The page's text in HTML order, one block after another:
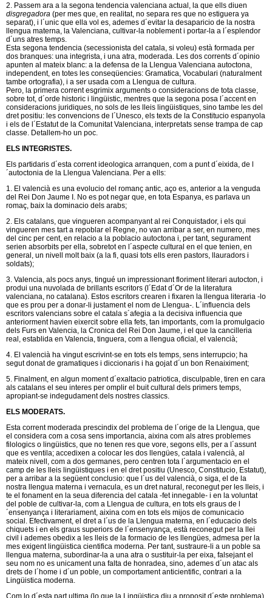
2. Passem ara a la segona tendencia valenciana actual, la que ells diuen
disgregadora (per mes que, en realitat, no separa res que no estiguera ya
separat), i l´unic que ella vol es, ademes d´evitar la desaparicio de la nostra
llengua materna, la Valenciana, cultivar-la noblement i portar-la a l´esplendor
d´uns atres temps.
Esta segona tendencia (secessionista del catala, si voleu) està formada per
dos branques: una integrista, i una atra, moderada. Les dos corrents d´opinio
apunten al mateix blanc: a la defensa de la Llengua Valenciana autoctona,
independent, en totes les conseqüencies: Gramatica, Vocabulari (naturalment
tambe ortografia), i a ser usada com a Llengua de cultura.
Pero, la primera corrent esgrimix arguments o consideracions de tota classe,
sobre tot, d´orde historic i lingüistic, mentres que la segona posa l´accent en
consideracions juridiques, no sols de les lleis lingüistiques, sino tambe les del
dret positiu: les convencions de l´Unesco, els texts de la Constitucio espanyola
i els de l´Estatut de la Comunitat Valenciana, interpretats sense trampa de cap
classe. Detallem-ho un poc.
ELS INTEGRISTES.
Els partidaris d´esta corrent ideologica arranquen, com a punt d´eixida, de l
´autoctonia de la Llengua Valenciana. Per a ells:
1. El valencià es una evolucio del romanç antic, aço es, anterior a la venguda
del Rei Don Jaume I. No es pot negar que, en tota Espanya, es parlava un
romaç, baix la dominacio dels arabs;
2. Els catalans, que vingueren acompanyant al rei Conquistador, i els qui
vingueren mes tart a repoblar el Regne, no van arribar a ser, en numero, mes
del cinc per cent, en relacio a la poblacio autoctona i, per tant, segurament
serien absorbits per ella, sobretot en l´aspecte cultural en el que tenien, en
general, un nivell molt baix (a la fi, quasi tots ells eren pastors, llauradors i
soldats);
3. Valencia, als pocs anys, tingué un impressionant floriment literari autocton, i
produi una nuvolada de brillants escritors (l´Edat d´Or de la literatura
valenciana, no catalana). Estos escritors crearen i fixaren la llengua literaria -lo
que es prou per a donar-li justament el nom de Llengua-. L´influencia dels
escritors valencians sobre el catala s´afegia a la decisiva influencia que
anteriorment havien eixercit sobre ella fets, tan importants, com la promulgacio
dels Furs en Valencia, la Cronica del Rei Don Jaume, i el que la cancilleria
real, establida en Valencia, tinguera, com a llengua oficial, el valencià;
4. El valencià ha vingut escrivint-se en tots els temps, sens interrupcio; ha
segut donat de gramatiques i diccionaris i ha gojat d´un bon Renaiximent;
5. Finalment, en algun moment d´exaltacio patriotica, disculpable, tiren en cara
als catalans el seu interes per omplir el buit cultural dels primers temps,
apropiant-se indegudament dels nostres classics.
ELS MODERATS.
Esta corrent moderada prescindix del problema de l´orige de la Llengua, que
el considera com a cosa sens importancia, aixina com als atres problemes
filologics o lingüistics, que no tenen res que vore, segons ells, per a l´assunt
que es ventila; accedixen a colocar les dos llengües, catala i valencià, al
mateix nivell, com a dos germanes, pero centren tota l´argumentacio en el
camp de les lleis lingüistiques i en el dret positiu (Unesco, Constitucio, Estatut),
per a arribar a la següent conclusio: que l´us del valencià, o siga, el de la
nostra llengua materna i vernacula, es un dret natural, reconegut per les lleis, i
te el fonament en la seua diferencia del catala -fet innegable- i en la voluntat
del poble de cultivar-la, com a Llengua de cultura, en tots els graus de l
´ensenyança i literariament, aixina com en tots els mijos de comunicacio
social. Efectivament, el dret a l´us de la Llengua materna, en l´educacio dels
chiquets i en els graus superiors de l´ensenyança, està reconegut per la llei
civil i ademes obedix a les lleis de la formacio de les llengües, admesa per la
mes exigent lingüistica cientifica moderna. Per tant, sustraure-li a un poble sa
llengua materna, subordinar-la a una atra o sustituir-la per eixa, falsejant el
seu nom no es unicament una falta de honradea, sino, ademes d´un atac als
drets de l´home i d´un poble, un comportament anticientific, contrari a la
Lingüistica moderna.
Com lo d´esta part ultima (lo que la Lingüistica diu a proposit d´este problema)